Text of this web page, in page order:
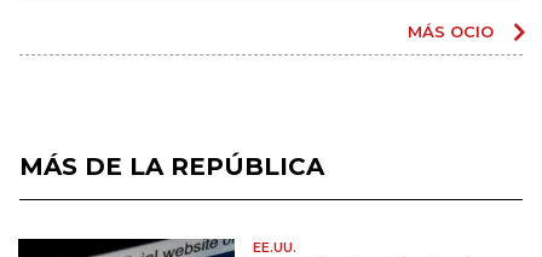
MÁS OCIO
MÁS DE LA REPÚBLICA
EE.UU.